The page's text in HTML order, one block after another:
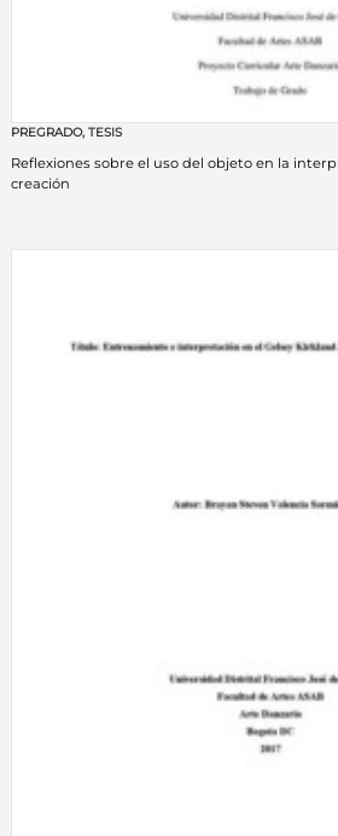
PREGRADO, TESIS
Reflexiones sobre el uso del objeto en la
creación